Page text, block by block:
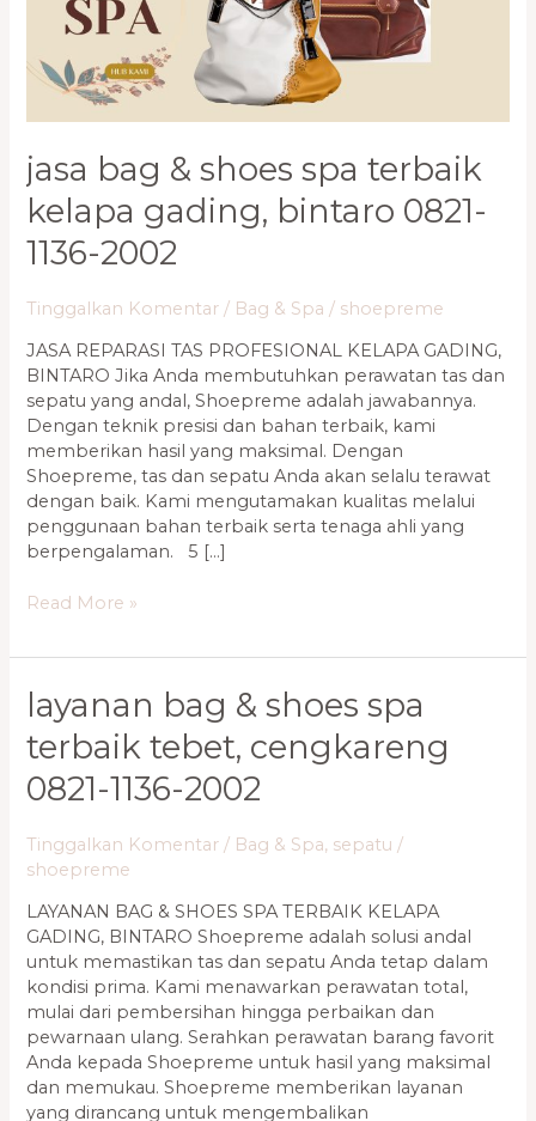
jasa bag & shoes spa terbaik
kelapa gading, bintaro 0821-
1136-2002
Tinggalkan Komentar / Bag & Spa / shoepreme
JASA REPARASI TAS PROFESIONAL KELAPA GADING,
BINTARO Jika Anda membutuhkan perawatan tas dan
sepatu yang andal, Shoepreme adalah jawabannya.
Dengan teknik presisi dan bahan terbaik, kami
memberikan hasil yang maksimal. Dengan
Shoepreme, tas dan sepatu Anda akan selalu terawat
dengan baik. Kami mengutamakan kualitas melalui
penggunaan bahan terbaik serta tenaga ahli yang
berpengalaman. 5 […]
Terbaik
Kelapa
Gading,
Bintaro
0821-
2002
Read More »
layanan bag & shoes spa
terbaik tebet, cengkareng
0821-1136-2002
Tinggalkan Komentar / Bag & Spa, sepatu /
shoepreme
LAYANAN BAG & SHOES SPA TERBAIK KELAPA
GADING, BINTARO Shoepreme adalah solusi andal
untuk memastikan tas dan sepatu Anda tetap dalam
kondisi prima. Kami menawarkan perawatan total,
mulai dari pembersihan hingga perbaikan dan
pewarnaan ulang. Serahkan perawatan barang favorit
Anda kepada Shoepreme untuk hasil yang maksimal
dan memukau. Shoepreme memberikan layanan
yang dirancang untuk mengembalikan
Layanan
Bag
&
Spa
Tebet,
Cengkareng
1136-
2002